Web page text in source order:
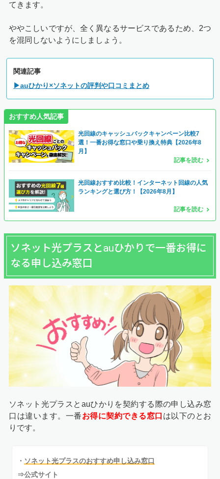
てきます。
ややこしいですが、全く異なるサービスであるため、2つ
を混同しないようにしましょう。
関連記事
▶auひかり×ソネットの評判や口コミまとめ
おすすめ人気記事
光回線のキャッシュバックキャンペーン比較7
選！一番お得な窓口や乗り換え特典【2026年8
月】
記事を読む
光回線おすすめ比較！インターネット回線の人気
ランキングと選び方！【2026年8月】
記事を読む
ソネット光プラスとauひかりで一番お得に
なる申し込み窓口
ソネット光プラスとauひかりを契約する際の申し込み窓
口は違います。一番お得に契約できる窓口 は以下のとお
りです。
・ ソネット光プラスのおすすめ申し込み窓口
⇒公式サイト